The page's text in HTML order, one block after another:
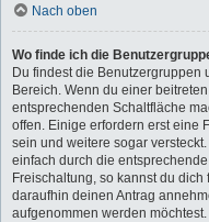
Nach oben
Wo finde ich die
Du findest die Benutzergruppen
Bereich. Wenn du einer
entsprechenden Schaltfläche
offen. Einige erfordern erst eine
sein und weitere sogar
einfach durch die
Freischaltung, so kannst du
daraufhin deinen Antrag
aufgenommen werden